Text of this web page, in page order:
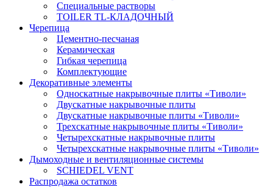
Специальные растворы
TOILER TL-КЛАДОЧНЫЙ
Черепица
Цементно-песчаная
Керамическая
Гибкая черепица
Комплектующие
Декоративные элементы
Односкатные накрывочные плиты «Тиволи»
Двускатные накрывочные плиты
Двускатные накрывочные плиты «Тиволи»
Трехскатные накрывочные плиты «Тиволи»
Четырехскатные накрывочные плиты
Четырехскатные накрывочные плиты «Тиволи»
Дымоходные и вентиляционные системы
SCHIEDEL VENT
Распродажа остатков